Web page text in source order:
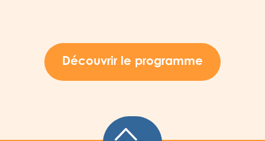
Découvrir le programme